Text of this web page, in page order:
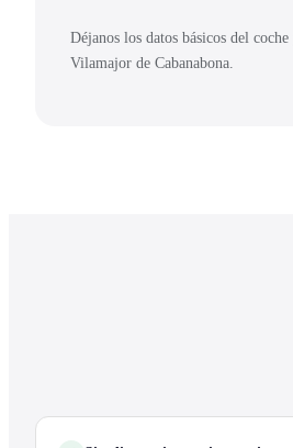
Déjanos los datos básicos del
Vilamajor de Cabanabona.